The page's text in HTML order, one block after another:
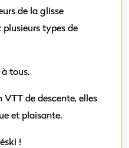
de la glisse
types de
tous.
VTT de descente, elles
et plaisante.
!